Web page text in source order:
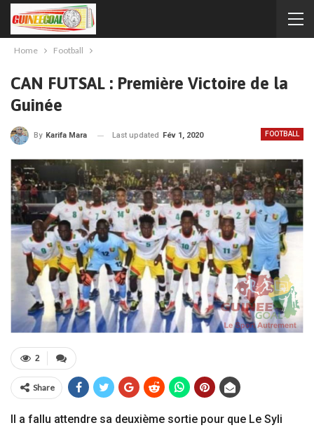
Home Football
CAN FUTSAL : Première Victoire de la
Guinée
FOOTBALL
By Karifa Mara Last updated Fév 1, 2020
2
Share
Il a fallu attendre sa deuxième sortie pour que Le Syli